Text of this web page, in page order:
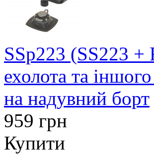
SSp223 (SS223
ехолота та
на надувний борт
959 грн
Купити